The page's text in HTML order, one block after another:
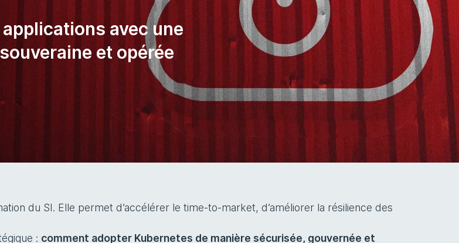
avec une
et opérée
du SI. Elle permet d’accélérer le time-to-market, d’améliorer la résilience des
: comment adopter Kubernetes de manière sécurisée, gouvernée et